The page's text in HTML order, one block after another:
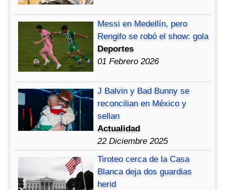
Messi en Medellín, pero
Rengifo se robó el show: gola
Deportes
01 Febrero 2026
J Balvin y Bad Bunny se
reconcilian en México y
sellan
Actualidad
22 Diciembre 2025
Tiroteo cerca de la Casa
Blanca deja dos guardias
herid